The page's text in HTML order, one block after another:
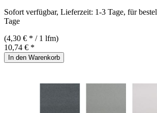
Sofort verfügbar, Lieferzeit: 1-3 Tage, für
Tage
(4,30 € * / 1 lfm)
10,74 € *
In den Warenkorb